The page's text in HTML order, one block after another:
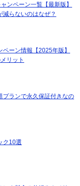
ンペーン一覧【最新版】
らないのはなぜ？
ーン情報【2025年版】
リット
プランで永久保証付きなの
ク10選